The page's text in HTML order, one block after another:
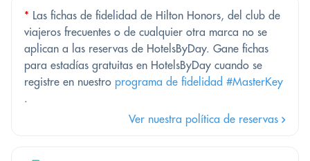
* Las fichas de fidelidad de Hilton Honors, del club de
viajeros frecuentes o de cualquier otra marca no se
aplican a las reservas de HotelsByDay. Gane fichas
para estadías gratuitas en HotelsByDay cuando se
registre en nuestro programa de fidelidad #MasterKey
.
Ver nuestra política de reservas